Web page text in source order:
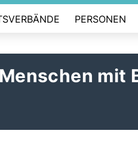
PERSONEN
mit